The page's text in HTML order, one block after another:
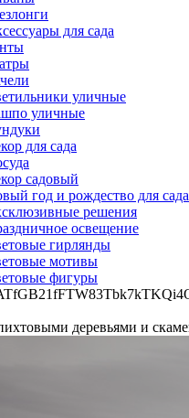
для сада
уличные
уличные
для сада
садовый
год и рождество для сада
решения
освещение
гирлянды
мотивы
фигуры